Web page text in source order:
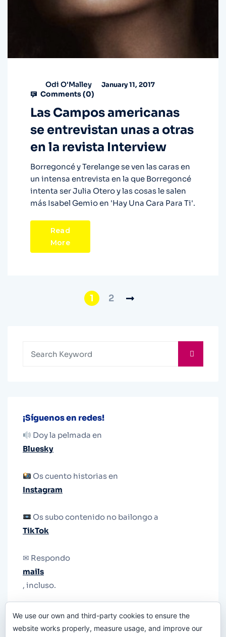
Odi O'Malley January 11, 2017
Comments (0)
Las Campos americanas
se entrevistan unas a otras
en la revista Interview
Borregoncé y Terelange se ven las caras en
un intensa entrevista en la que Borregoncé
intenta ser Julia Otero y las cosas le salen
más Isabel Gemio en 'Hay Una Cara Para Ti'.
Read
More
1 2
¡Síguenos en redes!
Doy la pelmada en
Bluesky
Os cuento historias en
Instagram
Os subo contenido no bailongo a
TikTok
✉ Respondo
mails
, incluso.
le quiten el teléfono.
We use our own and third-party cookies to ensure the
website works properly, measure usage, and improve our